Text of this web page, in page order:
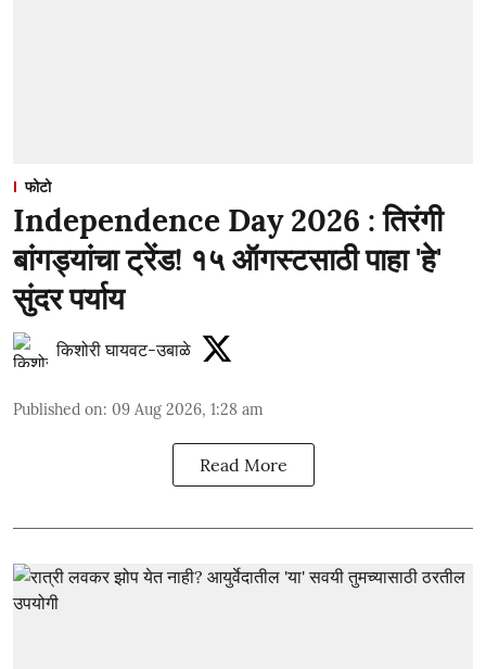
फोटो
Independence Day 2026 : तिरंगी
बांगड्यांचा ट्रेंड! १५ ऑगस्टसाठी पाहा 'हे'
सुंदर पर्याय
किशोरी घायवट-उबाळे
Published on: 09 Aug 2026, 1:28 am
Read More